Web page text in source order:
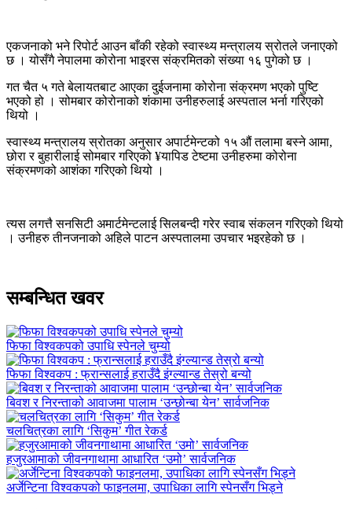
एकजनाको भने रिपोर्ट आउन बाँकी रहेको स्वास्थ्य मन्त्रालय स्रोतले जनाएको
छ । योसँगै नेपालमा कोरोना भाइरस संक्रमितको संख्या १६ पुगेको छ ।
गत चैत ५ गते बेलायतबाट आएका दुईजनामा कोरोना संक्रमण भएको पुष्टि
भएको हो । सोमबार कोरोनाको शंकामा उनीहरुलाई अस्पताल भर्ना गरिएको
थियो ।
स्वास्थ्य मन्त्रालय स्रोतका अनुसार अपार्टमेन्टको १५ औं तलामा बस्ने आमा,
छोरा र बुहारीलाई सोमबार गरिएको ¥यापिड टेष्टमा उनीहरुमा कोरोना
संक्रमणको आशंका गरिएको थियो ।
त्यस लगत्तै सनसिटी अमार्टमेन्टलाई सिलबन्दी गरेर स्वाब संकलन गरिएको थियो
। उनीहरु तीनजनाको अहिले पाटन अस्पतालमा उपचार भइरहेको छ ।
सम्बन्धित खवर
फिफा विश्वकपको उपाधि स्पेनले चुम्यो
फिफा विश्वकप : फ्रान्सलाई हराउँदै इंग्ल्यान्ड तेस्रो बन्यो
बिवश र निरन्ताको आवाजमा पालाम ‘उन्छोन्बा येन’ सार्वजनिक
चलचित्रका लागि ‘सिकुम’ गीत रेकर्ड
हजुरआमाको जीवनगाथामा आधारित ‘उमो’ सार्वजनिक
अर्जेन्टिना विश्वकपको फाइनलमा, उपाधिका लागि स्पेनसँग भिड्ने